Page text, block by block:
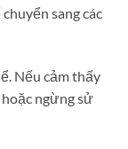
sang các
Nếu cảm thấy
ngừng sử